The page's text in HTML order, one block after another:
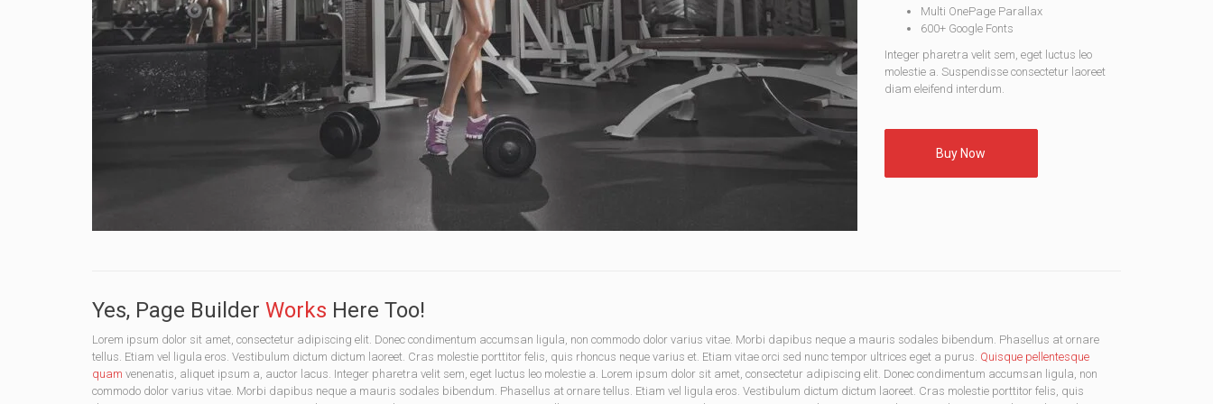
Multi OnePage Parallax
600+ Google Fonts
Integer pharetra velit sem, eget luctus leo
molestie a. Suspendisse consectetur laoreet
diam eleifend interdum.
Buy Now
Yes, Page Builder Works Here Too!
Lorem ipsum dolor sit amet, consectetur adipiscing elit. Donec condimentum accumsan ligula, non commodo dolor varius vitae. Morbi dapibus neque a mauris sodales bibendum. Phasellus at ornare
tellus. Etiam vel ligula eros. Vestibulum dictum dictum laoreet. Cras molestie porttitor felis, quis rhoncus neque varius et. Etiam vitae orci sed nunc tempor ultrices eget a purus. Quisque pellentesque
quam venenatis, aliquet ipsum a, auctor lacus. Integer pharetra velit sem, eget luctus leo molestie a. Lorem ipsum dolor sit amet, consectetur adipiscing elit. Donec condimentum accumsan ligula, non
commodo dolor varius vitae. Morbi dapibus neque a mauris sodales bibendum. Phasellus at ornare tellus. Etiam vel ligula eros. Vestibulum dictum dictum laoreet. Cras molestie porttitor felis, quis